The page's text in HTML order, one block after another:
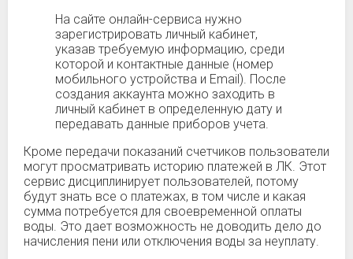
На сайте онлайн-сервиса нужно
зарегистрировать личный кабинет,
указав требуемую информацию, среди
которой и контактные данные (номер
мобильного устройства и Email). После
создания аккаунта можно заходить в
личный кабинет в определенную дату и
передавать данные приборов учета.
Кроме передачи показаний счетчиков пользователи
могут просматривать историю платежей в ЛК. Этот
сервис дисциплинирует пользователей, потому
будут знать все о платежах, в том числе и какая
сумма потребуется для своевременной оплаты
воды. Это дает возможность не доводить дело до
начисления пени или отключения воды за неуплату.